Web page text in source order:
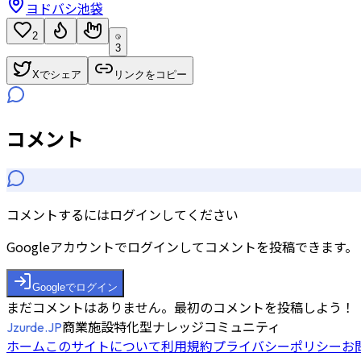
ヨドバシ池袋
2
3
Xでシェア リンクをコピー
コメント
コメントするにはログインしてください
Googleアカウントでログインしてコメントを投稿できます。
Googleでログイン
まだコメントはありません。最初のコメントを投稿しよう！
Jzurde.JP商業施設特化型ナレッジコミュニティ
ホームこのサイトについて利用規約プライバシーポリシーお